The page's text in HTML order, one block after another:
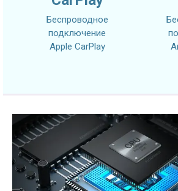
Беспроводное
подключение
Apple CarPlay